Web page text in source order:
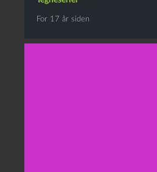
For 17 år siden